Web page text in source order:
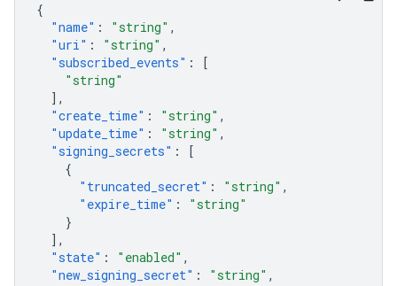
{
"name" : "string" ,
"uri" : "string" ,
"subscribed_events" :
[
"string"
],
"create_time" : "string" ,
"update_time" : "string" ,
"signing_secrets" :
[
{
"truncated_secret" : "string" ,
"expire_time" :
"string"
}
],
"state" : "enabled" ,
"new_signing_secret" : "string" ,